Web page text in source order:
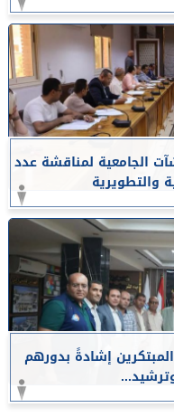
الجامعية لمناقشة عدد
والتطويرية
إشادةً بدورهم